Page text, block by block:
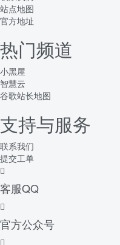
站点地图
官方地址
热门频道
小黑屋
智慧云
谷歌站长地图
支持与服务
联系我们
提交工单
客服QQ
官方公众号